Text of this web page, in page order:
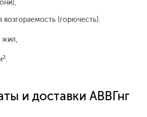
возгораемость (горючесть).
жил,
2.
и доставки АВВГнг